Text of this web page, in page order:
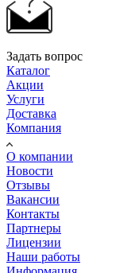
Задать вопрос
Каталог
Акции
Услуги
Доставка
Компания
О компании
Новости
Отзывы
Вакансии
Контакты
Партнеры
Лицензии
Наши работы